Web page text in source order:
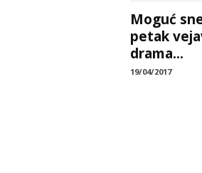
Moguć
petak
drama...
19/04/2017